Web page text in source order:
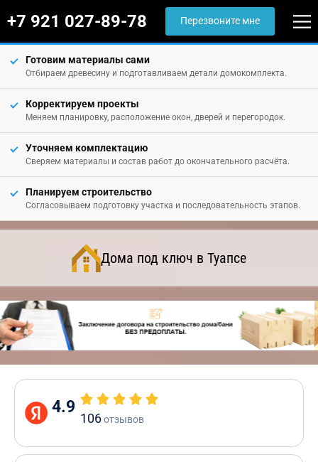
+7 921 027-89-78 Перезвоните мне
Готовим материалы сами
Отбираем древесину и подготавливаем детали домокомплекта.
Корректируем проекты
Меняем планировку, расположение окон, дверей и перегородок.
Уточняем комплектацию
Сверяем материалы и состав работ до окончательного расчёта.
Планируем строительство
Согласовываем подготовку участка и последовательность этапов.
Дома под ключ в Туапсе
4.9
106отзывов